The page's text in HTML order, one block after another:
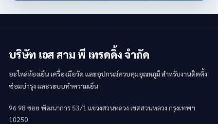
บริษัท เอส สาม พี เทรดดิ้ง จำกัด
อะไหล่ห้องเย็น เครื่องมือวัด และอุปกรณ์ควบคุมอุณหภูมิ สำหรับงานติดตั้ง
ซ่อมบำรุง และระบบทำความเย็น
96 98 ซอย พัฒนาการ 53/1 แขวงสวนหลวง เขตสวนหลวง กรุงเทพฯ
10250